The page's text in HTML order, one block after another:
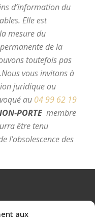
aux
d’information du
Elle est
mesure du
de la
toutefois pas
Nous vous invitons à
juridique ou
au 04 99 62 19
PORTE membre
être tenu
l’obsolescence des